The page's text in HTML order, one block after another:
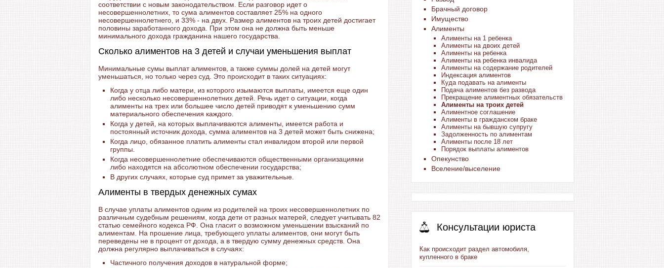
соответствии с новым законодательством. Если разговор идет о
несовершеннолетних, то сума алиментов составляет 25% на одного
несовершеннолетнего, и 33% - на двух. Размер алиментов на троих детей достигает
половины заработанного дохода. При этом она не должна быть меньше
минимального дохода гражданина нашего государства.
Сколько алиментов на 3 детей и случаи уменьшения выплат
Минимальные сумы выплат алиментов, а также суммы долей на детей могут
уменьшаться, но только через суд. Это происходит в таких ситуациях:
Когда у отца либо матери, из которого изымаются выплаты, имеется еще один
либо несколько несовершеннолетних детей. Речь идет о ситуации, когда
алименты на трех или большее число детей приводят к уменьшению сумм
материального обеспечения каждого.
Когда у детей, на которых выплачиваются алименты, имеется работа и
постоянный источник дохода, сумма алиментов на 3 детей может быть снижена;
Когда лицо, обязанное платить алименты стал инвалидом второй или первой
группы.
Когда несовершеннолетние обеспечиваются общественными организациями
либо находятся на абсолютном обеспечении государства;
В других случаях, которые суд примет за уважительные.
Алименты в твердых денежных сумах
В случае уплаты алиментов одним из родителей на троих несовершеннолетних по
различным судебным решениям, когда дети от разных матерей, следует учитывать 82
статью семейного кодекса РФ. Она гласит о возможном уменьшении взысканий по
алиментам. На прошение лица, требующего уплаты алиментов, они могут быть
переведены не в процент от дохода, а в твердую сумму денежных средств. Она
должна регулярно выплачиваться в случаях:
Частичного получения доходов в натуральной форме;
Брачный договор
Имущество
Алименты
Алименты на 1 ребенка
Алименты на двоих детей
Алименты на ребенка
Алименты на ребенка инвалида
Алименты на содержание родителей
Индексация алиментов
Куда подавать на алименты
Подача алиментов без развода
Прекращение алиментных обязательств
Алименты на троих детей
Алиментное соглашение
Алименты в гражданском браке
Алименты на бывшую супругу
Задолженность по алиментам
Алименты после 18 лет
Порядок выплаты алиментов
Опекунство
Вселение/выселение
Консультации юриста
Как происходит раздел автомобиля,
купленного в браке